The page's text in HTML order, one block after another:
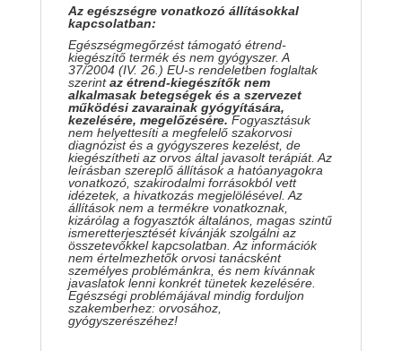
Az egészségre vonatkozó állításokkal
kapcsolatban:
Egészségmegőrzést támogató étrend-
kiegészítő termék és nem gyógyszer. A
37/2004 (IV. 26.) EU-s rendeletben foglaltak
szerintaz étrend-kiegészítők nem
alkalmasak betegségek és a szervezet
működési zavarainak gyógyítására,
kezelésére, megelőzésére. Fogyasztásuk
nem helyettesíti a megfelelő szakorvosi
diagnózist és a gyógyszeres kezelést, de
kiegészítheti az orvos által javasolt terápiát. Az
leírásban szereplő állítások a hatóanyagokra
vonatkozó, szakirodalmi forrásokból vett
idézetek, a hivatkozás megjelölésével. Az
állítások nem a termékre vonatkoznak,
kizárólag a fogyasztók általános, magas szintű
ismeretterjesztését kívánják szolgálni az
összetevőkkel kapcsolatban. Az információk
nem értelmezhetők orvosi tanácsként
személyes problémánkra, és nem kívánnak
javaslatok lenni konkrét tünetek kezelésére.
Egészségi problémájával mindig forduljon
szakemberhez: orvosához,
gyógyszerészéhez!